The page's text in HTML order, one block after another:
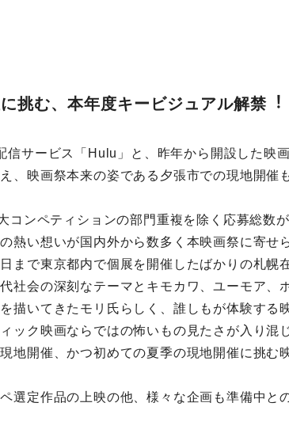
挑む、本年度キービジュアル解禁︕
信サービス「Hulu」と、昨年から開設した映
、映画祭本来の姿である⼣張市での現地開催
コンペティションの部⾨重複を除く応募総数
熱い想いが国内外から数多く本映画祭に寄せ
まで東京都内で個展を開催したばかりの札幌
社会の深刻なテーマとキモカワ、ユーモア、
描いてきたモリ⽒らしく、誰しもが体験する
ック映画ならではの怖いもの⾒たさが⼊り混
地開催、かつ初めての夏季の現地開催に挑む
選定作品の上映の他、様々な企画も準備中と